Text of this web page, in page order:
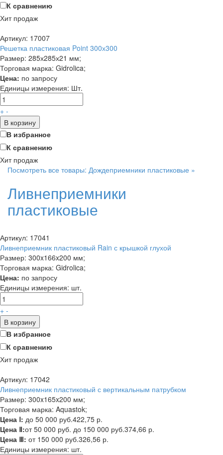
К сравнению
Хит продаж
Артикул: 17007
Решетка пластиковая Point 300х300
Размер: 285х285х21 мм;
Торговая марка: Gidrolica;
Цена: по запросу
Единицы измерения: Шт.
+ -
В корзину
В избранное
К сравнению
Хит продаж
Посмотреть все товары: Дождеприемники пластиковые »
Ливнеприемники
пластиковые
Артикул: 17041
Ливнеприемник пластиковый Rain с крышкой глухой
Размер: 300x166x200 мм;
Торговая марка: Gidrolica;
Цена: по запросу
Единицы измерения: шт.
+ -
В корзину
В избранное
К сравнению
Хит продаж
Артикул: 17042
Ливнеприемник пластиковый с вертикальным патрубком
Размер: 300x165x200 мм;
Торговая марка: Aquastok;
Цена Ⅰ: до 50 000 руб.422,75 р.
Цена Ⅱ:от 50 000 руб. до 150 000 руб.374,66 р.
Цена Ⅲ: от 150 000 руб.326,56 р.
Единицы измерения: шт.